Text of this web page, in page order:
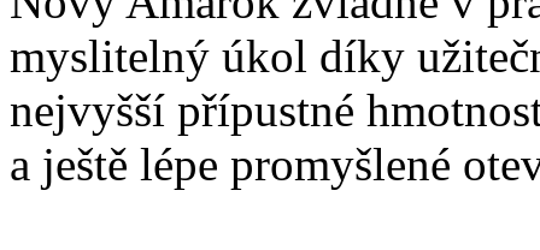
myslitelný úkol díky
nejvyšší přípustné
a ještě lépe promyšlené